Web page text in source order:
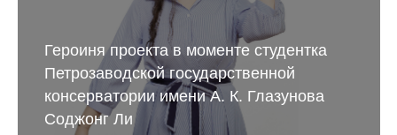
Героиня проекта в моменте студентка
Петрозаводской государственной
консерватории имени А. К. Глазунова
Соджонг Ли